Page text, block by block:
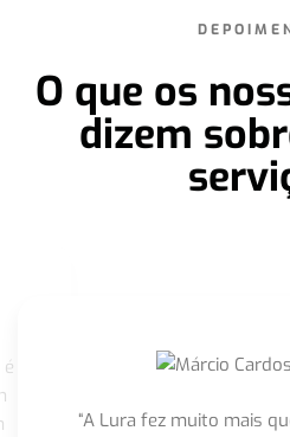
O que os
dizem
“A Lura fez muito mais